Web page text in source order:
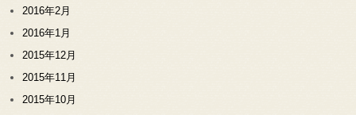
2016年2月
2016年1月
2015年12月
2015年11月
2015年10月